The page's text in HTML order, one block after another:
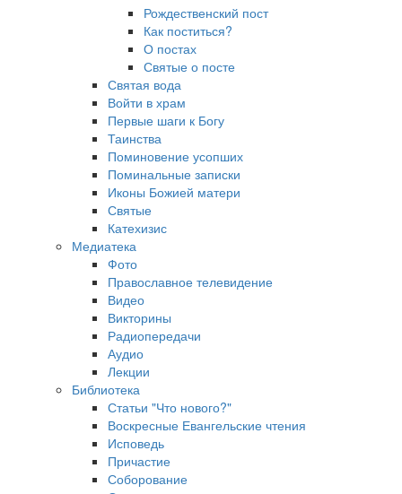
Рождественский пост
Как поститься?
О постах
Святые о посте
Святая вода
Войти в храм
Первые шаги к Богу
Таинства
Поминовение усопших
Поминальные записки
Иконы Божией матери
Святые
Катехизис
Медиатека
Фото
Православное телевидение
Видео
Викторины
Радиопередачи
Аудио
Лекции
Библиотека
Статьи "Что нового?"
Воскресные Евангельские чтения
Исповедь
Причастие
Соборование